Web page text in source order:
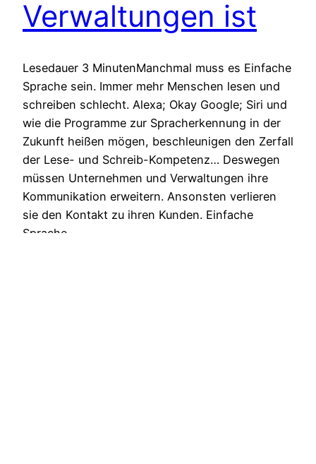
Verwaltungen ist
Lesedauer 3 MinutenManchmal muss es Einfache
Sprache sein. Immer mehr Menschen lesen und
schreiben schlecht. Alexa; Okay Google; Siri und
wie die Programme zur Spracherkennung in der
Zukunft heißen mögen, beschleunigen den Zerfall
der Lese- und Schreib-Kompetenz… Deswegen
müssen Unternehmen und Verwaltungen ihre
Kommunikation erweitern. Ansonsten verlieren
sie den Kontakt zu ihren Kunden. Einfache
Sprache…